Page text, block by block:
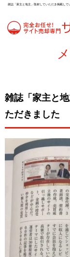
雑誌「家主と地主」取材していただき掲載し
雑誌「家主と
ただきました